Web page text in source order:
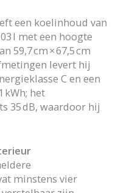
een koelinhoud van
l met een hoogte
59,7 cm × 67,5 cm
levert hij
C en een
kWh; het
35 dB, waardoor hij
minstens vier